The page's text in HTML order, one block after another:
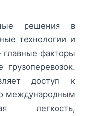
решения в
технологии и
главные факторы
доступ к
международным
легкость,